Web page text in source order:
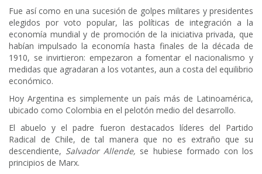
Fue así como en una sucesión de golpes militares y presidentes
elegidos por voto popular, las políticas de integración a la
economía mundial y de promoción de la iniciativa privada, que
habían impulsado la economía hasta finales de la década de
1910, se invirtieron: empezaron a fomentar el nacionalismo y
medidas que agradaran a los votantes, aun a costa del equilibrio
económico.
Hoy Argentina es simplemente un país más de Latinoamérica,
ubicado como Colombia en el pelotón medio del desarrollo.
El abuelo y el padre fueron destacados líderes del Partido
Radical de Chile, de tal manera que no es extraño que su
descendiente, Salvador Allende, se hubiese formado con los
principios de Marx.